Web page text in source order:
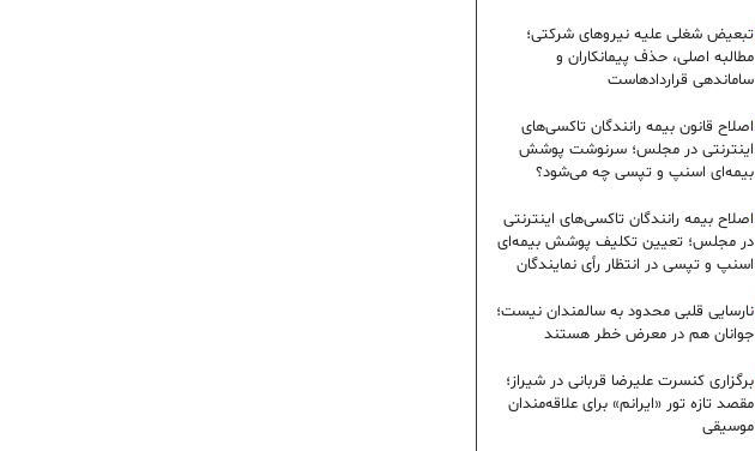
تبعیض شغلی علیه نیروهای شرکتی؛
مطالبه اصلی، حذف پیمانکاران و
ساماندهی قراردادهاست
اصلاح قانون بیمه رانندگان تاکسی‌های
اینترنتی در مجلس؛ سرنوشت پوشش
بیمه‌ای اسنپ و تپسی چه می‌شود؟
اصلاح بیمه رانندگان تاکسی‌های اینترنتی
در مجلس؛ تعیین تکلیف پوشش بیمه‌ای
اسنپ و تپسی در انتظار رأی نمایندگان
نارسایی قلبی محدود به سالمندان نیست؛
جوانان هم در معرض خطر هستند
برگزاری کنسرت علیرضا قربانی در شیراز؛
مقصد تازه تور «ایرانم» برای علاقه‌مندان
موسیقی